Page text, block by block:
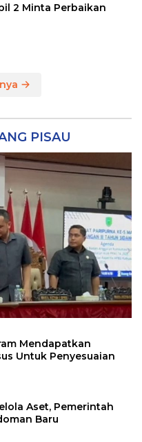
2 Minta Perbaikan
PISAU
Mendapatkan
Untuk Penyesuaian
Aset, Pemerintah
Baru